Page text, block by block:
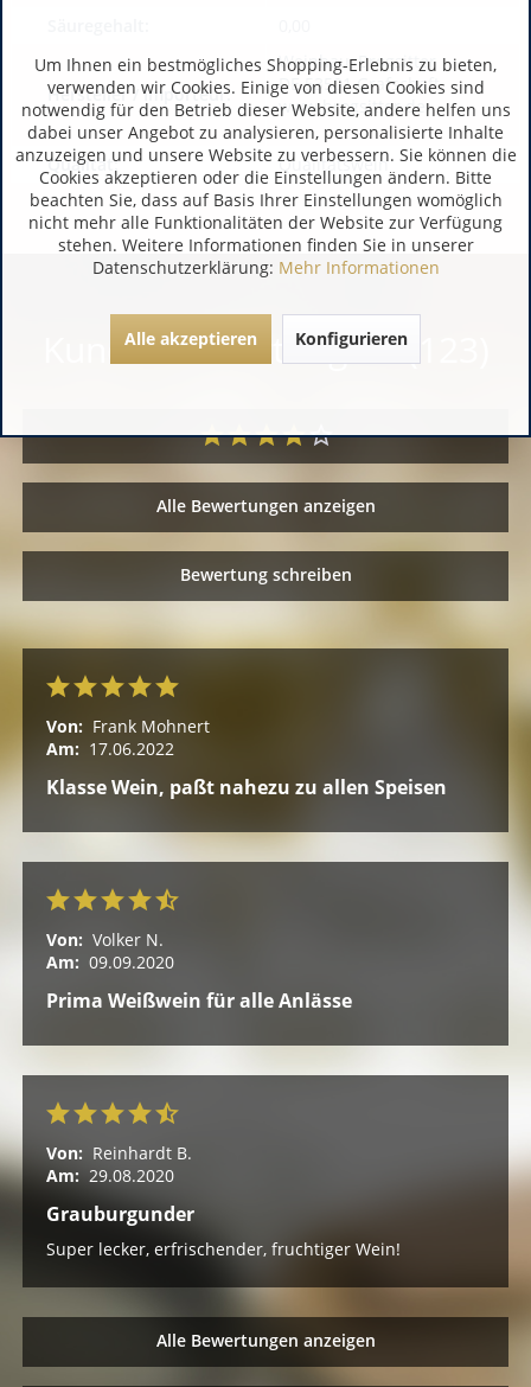
Hersteller / Importeur:
WeinhausBrogsitter
DE 53501 Grafschaft
www.brogsitter.de
Qualität: Qualitätswein
Kundenbewertungen (123)
Alle Bewertungen anzeigen
Bewertung schreiben
Von: Frank Mohnert
Am: 17.06.2022
Klasse Wein, paßt nahezu zu allen Speisen
Von: Volker N.
Am: 09.09.2020
Prima Weißwein für alle Anlässe
Von: Reinhardt B.
Am: 29.08.2020
Grauburgunder
Super lecker, erfrischender, fruchtiger Wein!
Alle Bewertungen anzeigen
Um Ihnen ein bestmögliches Shopping-Erlebnis zu bieten,
verwenden wir Cookies. Einige von diesen Cookies sind
notwendig für den Betrieb dieser Website, andere helfen uns
dabei unser Angebot zu analysieren, personalisierte Inhalte
anzuzeigen und unsere Website zu verbessern. Sie können die
Cookies akzeptieren oder die Einstellungen ändern. Bitte
beachten Sie, dass auf Basis Ihrer Einstellungen womöglich
nicht mehr alle Funktionalitäten der Website zur Verfügung
stehen. Weitere Informationen finden Sie in unserer
Datenschutzerklärung: Mehr Informationen
Alle akzeptieren Konfigurieren